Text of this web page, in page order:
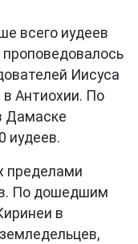
всего иудеев
Иисуса
Антиохии. По
Дамаске
иудеев.
пределами
По дошедшим
в